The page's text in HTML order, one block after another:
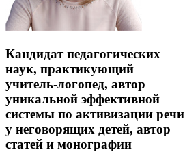
Кандидат педагогических
наук, практикующий
учитель-логопед, автор
уникальной эффективной
системы по активизации речи
у неговорящих детей, автор
статей и монографии